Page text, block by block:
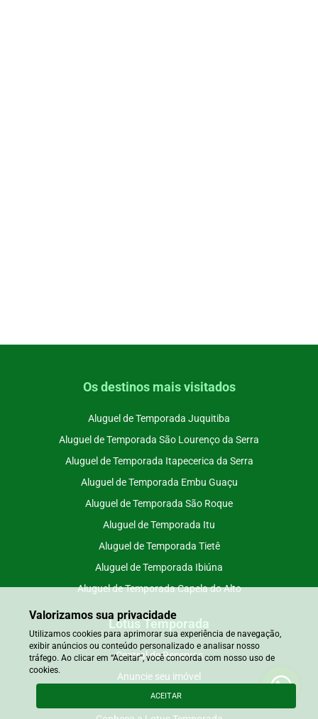
Os destinos mais visitados
Aluguel de Temporada Juquitiba
Aluguel de Temporada São Lourenço da Serra
Aluguel de Temporada Itapecerica da Serra
Aluguel de Temporada Embu Guaçu
Aluguel de Temporada São Roque
Aluguel de Temporada Itu
Aluguel de Temporada Tietê
Aluguel de Temporada Ibiúna
Aluguel de Temporada Capela do Alto
Lotus Temporada
Central de Reservas
Anuncie seu imóvel
Nossos Imóveis
Valorizamos sua privacidade
Utilizamos cookies para aprimorar sua experiência de navegação,
exibir anúncios ou conteúdo personalizado e analisar nosso
tráfego. Ao clicar em “Aceitar”, você concorda com nosso uso de
cookies.
ACEITAR